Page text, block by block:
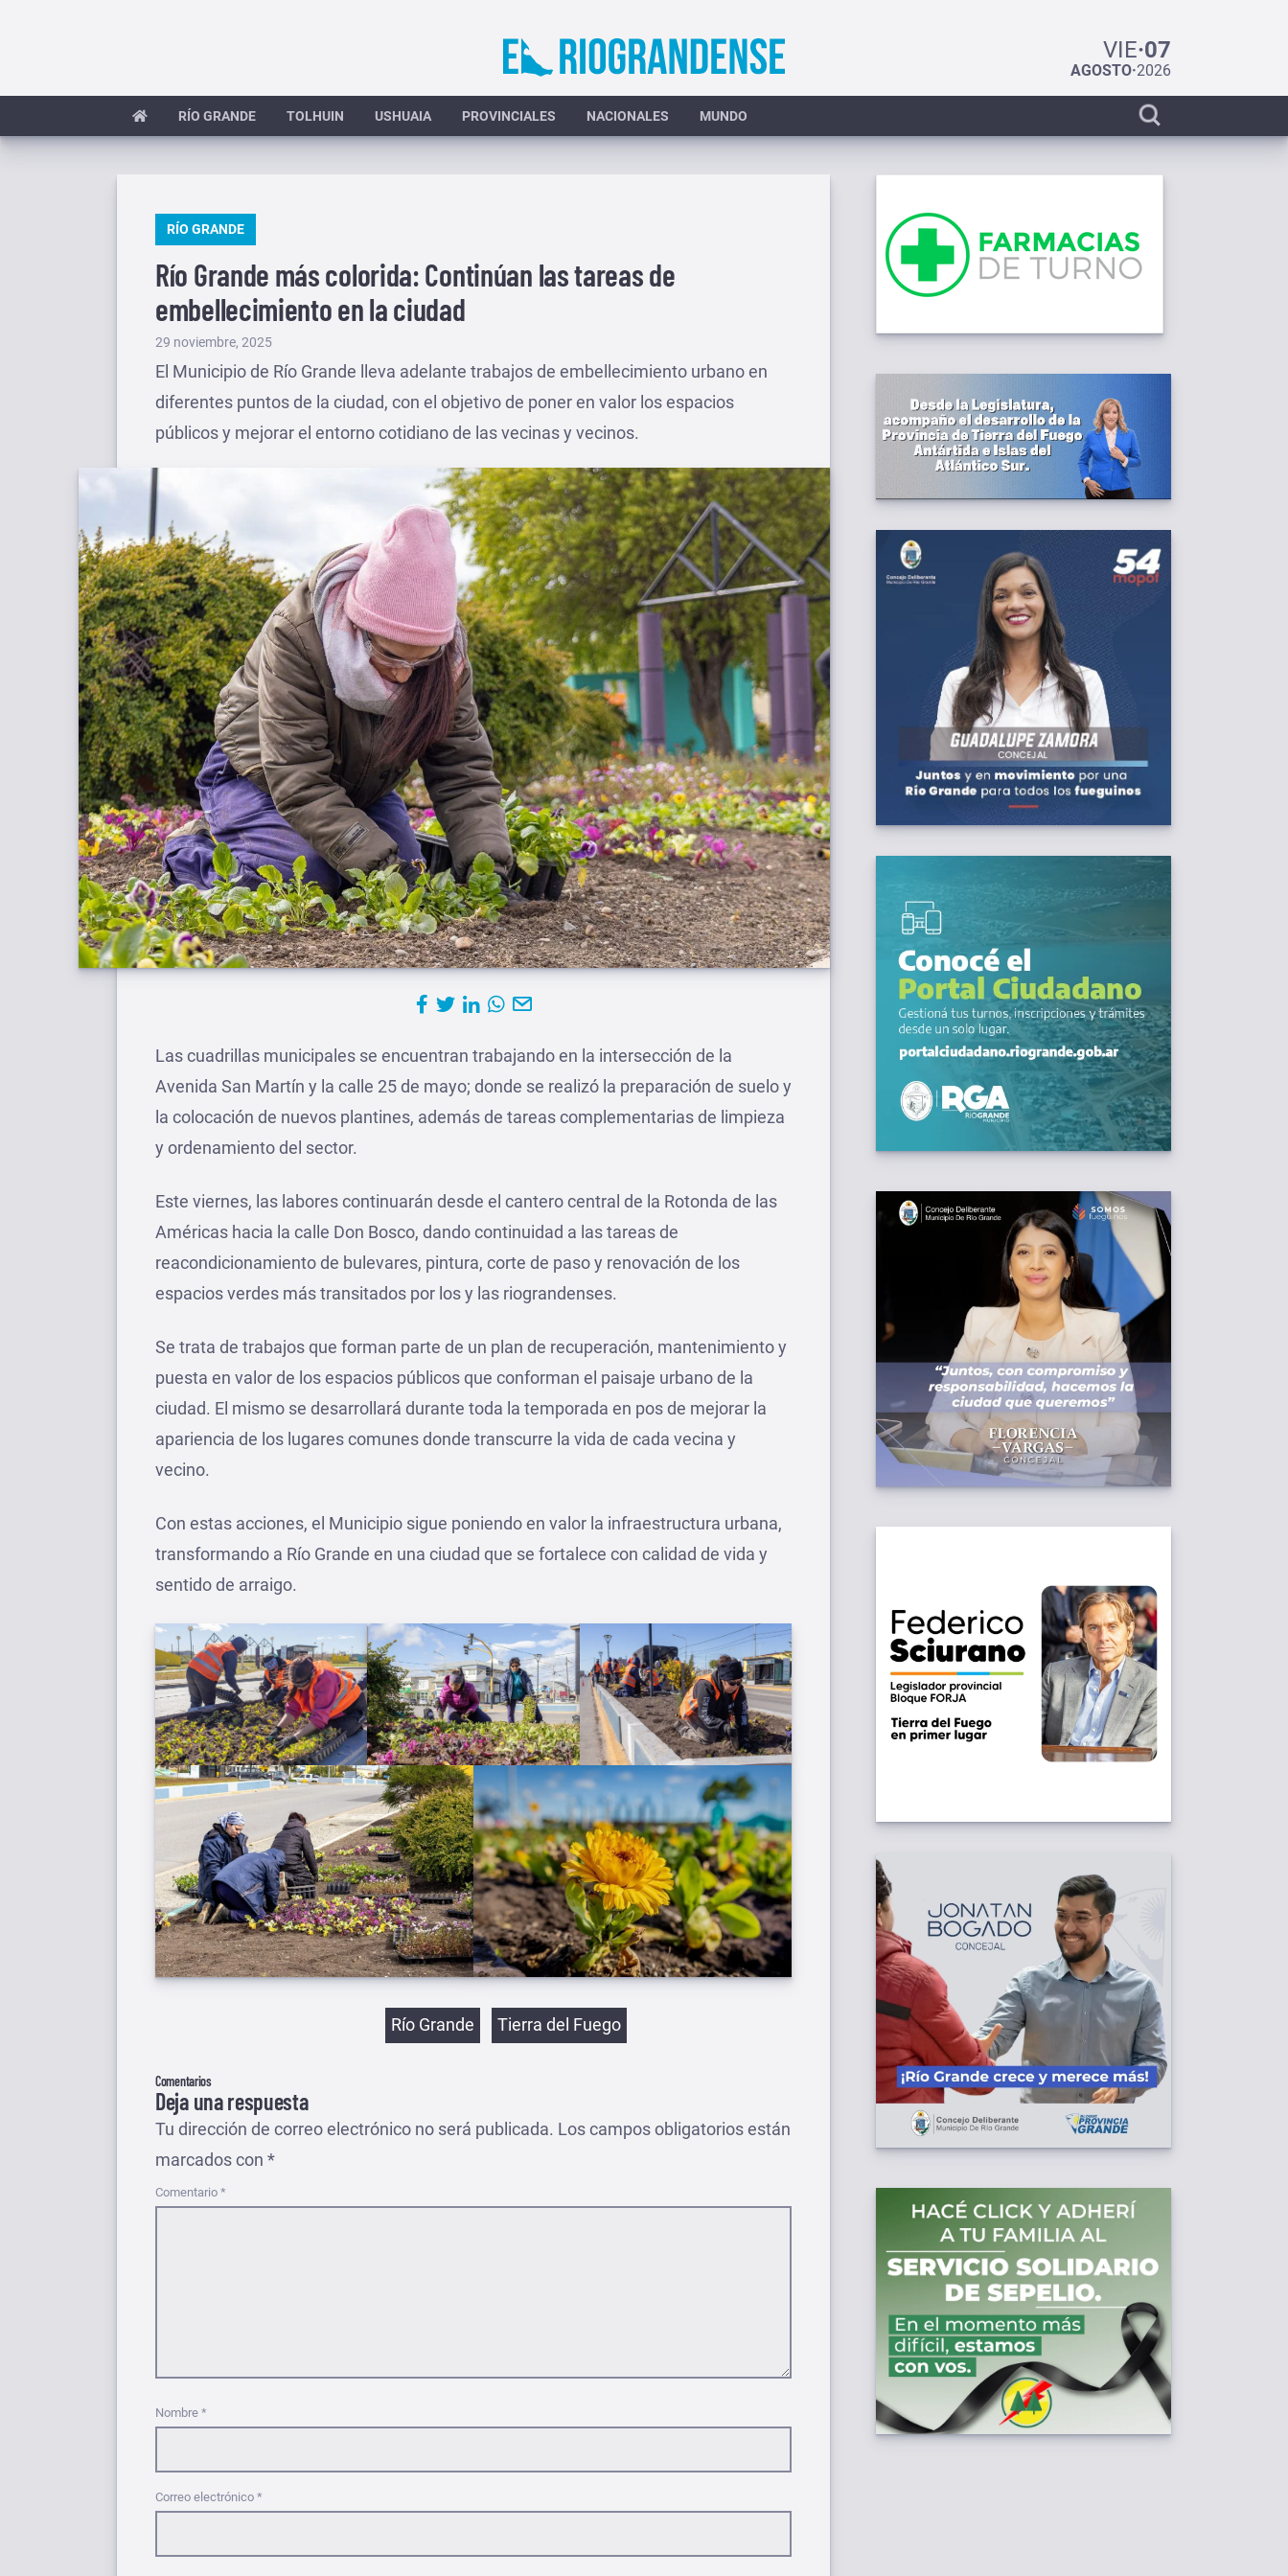
VIE·07
AGOSTO·2026
RÍO GRANDE TOLHUIN USHUAIA PROVINCIALES NACIONALES MUNDO
Display
search
PUBLICADO
RÍO GRANDE
Río Grande más colorida: Continúan las tareas de
embellecimiento en la ciudad
Publicado
el
29 noviembre, 2025
El Municipio de Río Grande lleva adelante trabajos de embellecimiento urbano en
diferentes puntos de la ciudad, con el objetivo de poner en valor los espacios
públicos y mejorar el entorno cotidiano de las vecinas y vecinos.
Las cuadrillas municipales se encuentran trabajando en la intersección de la
Avenida San Martín y la calle 25 de mayo; donde se realizó la preparación de suelo y
la colocación de nuevos plantines, además de tareas complementarias de limpieza
y ordenamiento del sector.
Este viernes, las labores continuarán desde el cantero central de la Rotonda de las
Américas hacia la calle Don Bosco, dando continuidad a las tareas de
reacondicionamiento de bulevares, pintura, corte de paso y renovación de los
espacios verdes más transitados por los y las riograndenses.
Se trata de trabajos que forman parte de un plan de recuperación, mantenimiento y
puesta en valor de los espacios públicos que conforman el paisaje urbano de la
ciudad. El mismo se desarrollará durante toda la temporada en pos de mejorar la
apariencia de los lugares comunes donde transcurre la vida de cada vecina y
vecino.
Con estas acciones, el Municipio sigue poniendo en valor la infraestructura urbana,
transformando a Río Grande en una ciudad que se fortalece con calidad de vida y
sentido de arraigo.
Etiquetas
Río Grande Tierra del Fuego
Comentarios
Deja una respuesta
Tu dirección de correo electrónico no será publicada. Los campos obligatorios están
marcados con *
Comentario *
Nombre *
Correo electrónico *